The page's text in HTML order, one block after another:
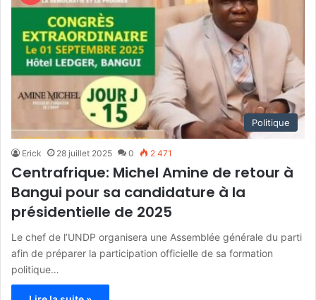
Politique
Erick 28 juillet 2025 0 2 471
Centrafrique: Michel Amine de retour à
Bangui pour sa candidature à la
présidentielle de 2025
Le chef de l’UNDP organisera une Assemblée générale du parti
afin de préparer la participation officielle de sa formation
politique…